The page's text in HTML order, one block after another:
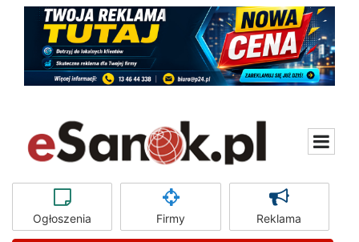
Ogłoszenia Firmy Reklama